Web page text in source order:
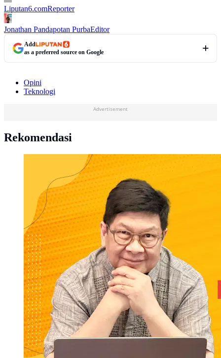
Liputan6.comReporter
Jonathan Pandapotan PurbaEditor
Add
as a preferred source on Google
Opini
Teknologi
Advertisement
Rekomendasi